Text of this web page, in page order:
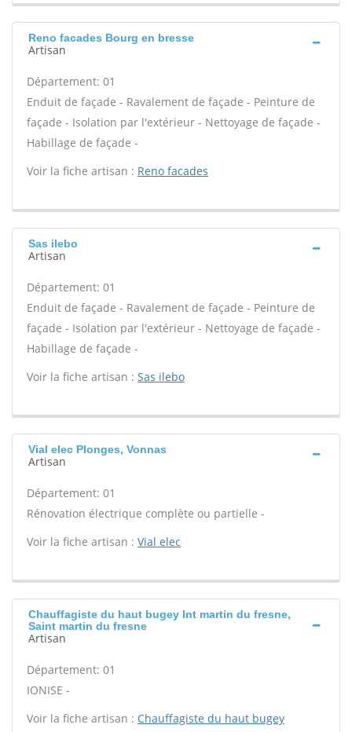
Reno facades Bourg en bresse
Artisan
Département: 01
Enduit de façade - Ravalement de façade - Peinture de
façade - Isolation par l'extérieur - Nettoyage de façade -
Habillage de façade -
Voir la fiche artisan : Reno facades
Sas ilebo
Artisan
Département: 01
Enduit de façade - Ravalement de façade - Peinture de
façade - Isolation par l'extérieur - Nettoyage de façade -
Habillage de façade -
Voir la fiche artisan : Sas ilebo
Vial elec Plonges, Vonnas
Artisan
Département: 01
Rénovation électrique complète ou partielle -
Voir la fiche artisan : Vial elec
Chauffagiste du haut bugey Int martin du fresne,
Saint martin du fresne
Artisan
Département: 01
IONISE -
Voir la fiche artisan : Chauffagiste du haut bugey